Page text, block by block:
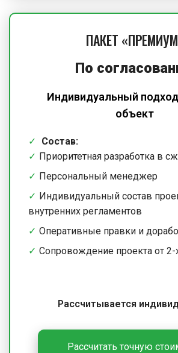
ПАКЕТ
По
Индивидуальный
объект
Состав:
Приоритетная разработка в
Персональный менеджер
Индивидуальный состав
внутренних регламентов
Оперативные правки и
Сопровождение проекта от 2-
Рассчитывается
Рассчитать точную